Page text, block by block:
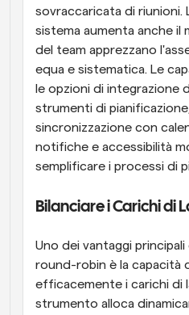
sovraccaricata di riunioni.
sistema aumenta anche il
del team apprezzano
equa e sistematica. Le
le opzioni di integrazione
strumenti di
sincronizzazione con
notifiche e accessibilità
semplificare i processi di
Bilanciare i Carichi di
Uno dei vantaggi
round-robin è la capacità
efficacemente i carichi di
strumento alloca